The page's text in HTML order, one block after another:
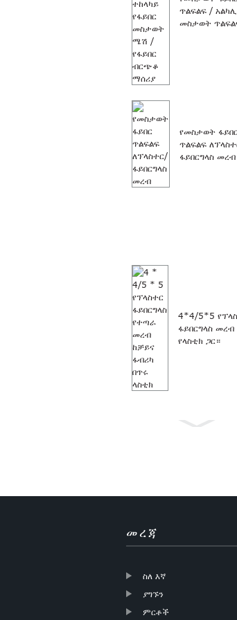
ጥልፍልፍ /
መስታወት
የመስታወት
ጥልፍልፍ
ፋይበርግላስ መረብ
4*4/5*5
ፋይበርግላስ መረብ
የላስቲክ ጋር።
መረጃ
ስለ እኛ
ያግኙን
ምርቶች